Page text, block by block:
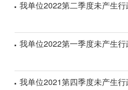
我单位2022第二季度未产生
我单位2022第一季度未产生
我单位2021第四季度未产生